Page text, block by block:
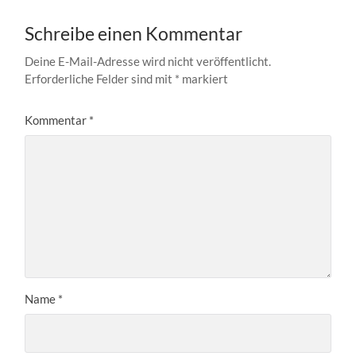
Schreibe einen Kommentar
Deine E-Mail-Adresse wird nicht veröffentlicht.
Erforderliche Felder sind mit * markiert
Kommentar *
Name *